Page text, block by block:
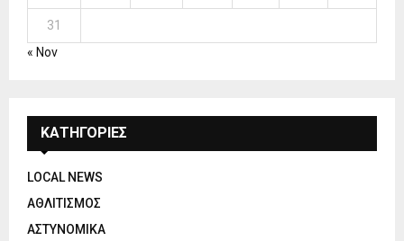
31
« Nov
ΚΑΤΗΓΟΡΙΕΣ
LOCAL NEWS
ΑΘΛΙΤΙΣΜΟΣ
ΑΣΤΥΝΟΜΙΚΑ